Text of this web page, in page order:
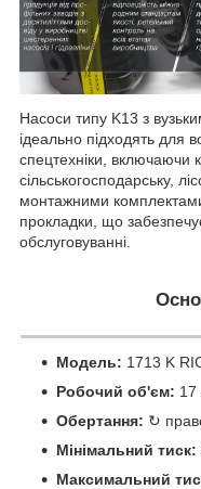
Насоси типу K13 з
ідеально підходять для
спецтехніки, включаючи
сільськогосподарську,
монтажними
прокладки, що
обслуговуванні.
Модель: 1713 K
Робочий об'єм: 17
Обертання: ↻
Мінімальний тиск:
Максимальний